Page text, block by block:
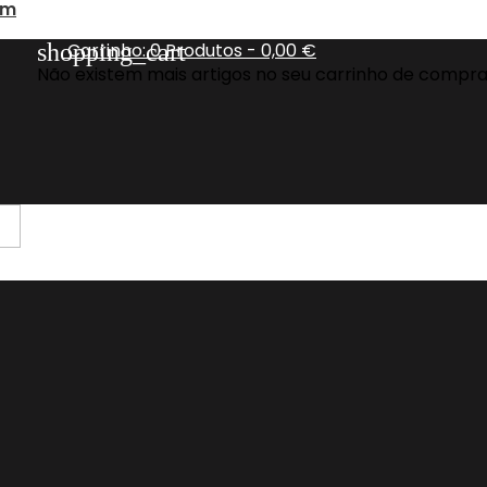
shopping_cart
Carrinho: 0Produtos - 0,00 €
Não existem mais artigos no seu carrinho de